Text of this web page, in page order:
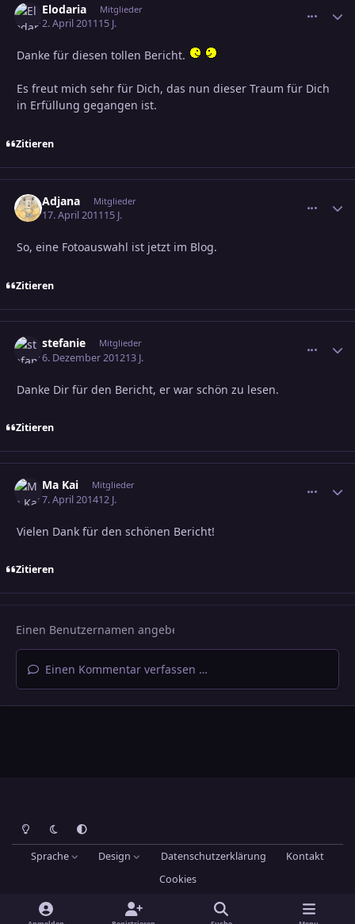
Elodaria Mitglieder
2. April 201115 J.
Danke für diesen tollen Bericht.
Es freut mich sehr für Dich, das nun dieser Traum für Dich
in Erfüllung gegangen ist.
Zitieren
Adjana Mitglieder
17. April 201115 J.
So, eine Fotoauswahl ist jetzt im Blog.
Zitieren
stefanie Mitglieder
6. Dezember 201213 J.
Danke Dir für den Bericht, er war schön zu lesen.
Zitieren
Ma Kai Mitglieder
7. April 201412 J.
Vielen Dank für den schönen Bericht!
Zitieren
Einen Kommentar verfassen …
Heller ModusDunkler ModusSystemeinstellung
Sprache Design Datenschutzerklärung
Kontakt
Cookies
Hans-Joachim Maier
Invision Community